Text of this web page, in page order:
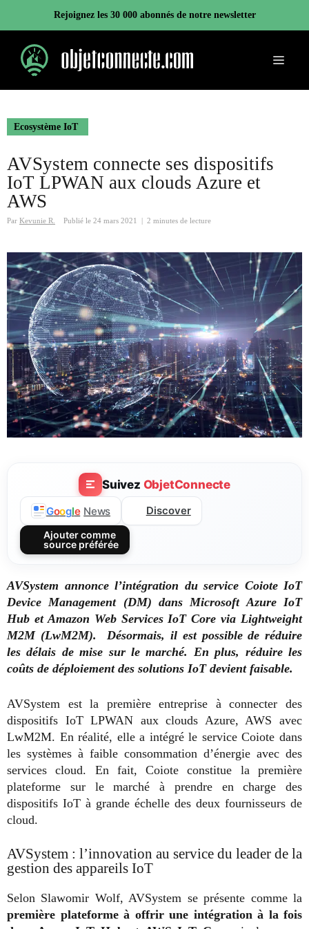
contenu
Rejoignez les 30 000 abonnés de notre newsletter
Menu
Ecosystème IoT
AVSystem connecte ses dispositifs
IoT LPWAN aux clouds Azure et
AWS
Par Kevunie R. Publié le 24 mars 2021 2 minutes de lecture
Suivez ObjetConnecte
Google News Discover
Ajouter comme
source préférée
AVSystem annonce l’intégration du service Coiote IoT
Device Management (DM) dans Microsoft Azure IoT
Hub et Amazon Web Services IoT Core via Lightweight
M2M (LwM2M). Désormais, il est possible de réduire
les délais de mise sur le marché. En plus, réduire les
coûts de déploiement des solutions IoT devient faisable.
AVSystem est la première entreprise à connecter des
dispositifs IoT LPWAN aux clouds Azure, AWS avec
LwM2M. En réalité, elle a intégré le service Coiote dans
les systèmes à faible consommation d’énergie avec des
services cloud. En fait, Coiote constitue la première
plateforme sur le marché à prendre en charge des
dispositifs IoT à grande échelle des deux fournisseurs de
cloud.
AVSystem : l’innovation au service du leader de la
gestion des appareils IoT
Selon Slawomir Wolf, AVSystem se présente comme la
première plateforme à offrir une intégration à la fois